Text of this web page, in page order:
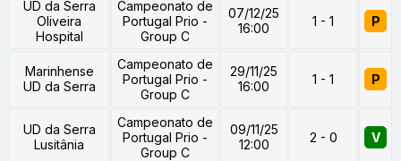
UD da Serra
Oliveira
Hospital
Campeonato de
Portugal Prio -
Group C
07/12/25
16:00
1 - 1 P
Marinhense
UD da Serra
Campeonato de
Portugal Prio -
Group C
29/11/25
16:00
1 - 1 P
UD da Serra
Lusitânia
Campeonato de
Portugal Prio -
Group C
09/11/25
12:00
2 - 0 V